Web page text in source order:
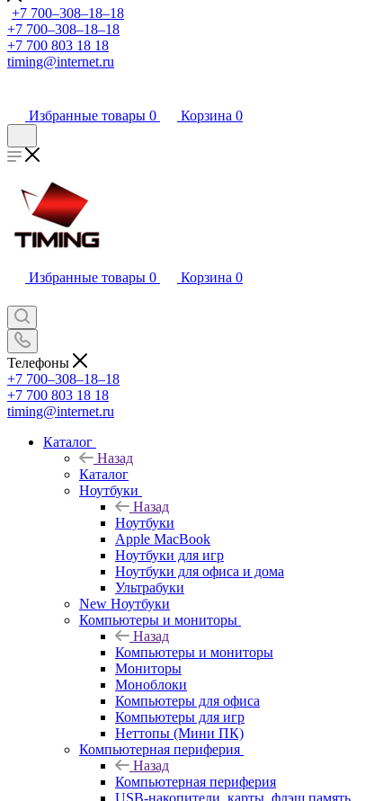
+7 700‒308‒18‒18
+7 700‒308‒18‒18
+7 700 803 18 18
timing@internet.ru
Избранные товары 0 Корзина 0
Избранные товары 0 Корзина 0
Телефоны
+7 700‒308‒18‒18
+7 700 803 18 18
timing@internet.ru
Каталог
Назад
Каталог
Ноутбуки
Назад
Ноутбуки
Apple MacBook
Ноутбуки для игр
Ноутбуки для офиса и дома
Ультрабуки
New Ноутбуки
Компьютеры и мониторы
Назад
Компьютеры и мониторы
Мониторы
Моноблоки
Компьютеры для офиса
Компьютеры для игр
Неттопы (Мини ПК)
Компьютерная периферия
Назад
Компьютерная периферия
USB-накопители, карты, флэш память